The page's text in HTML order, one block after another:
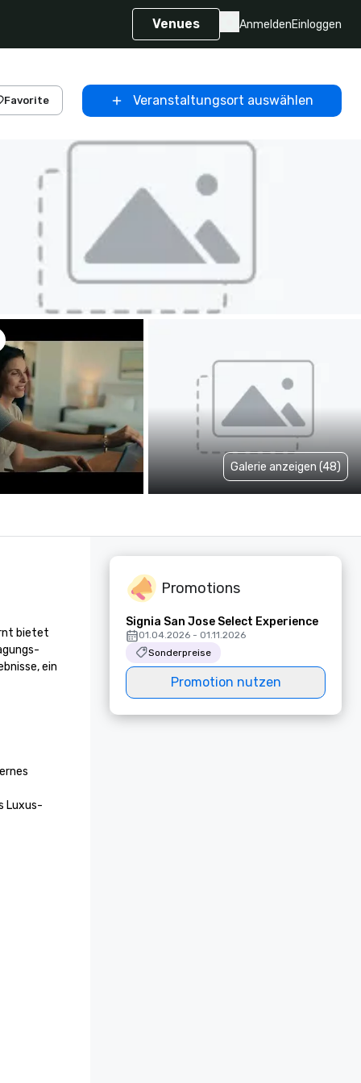
Venues AnmeldenEinloggen
Favorite Veranstaltungsort auswählen
Galerie anzeigen (48)
bietet
ein
Luxus-
Promotions
Signia San Jose Select Experience
01.04.2026 - 01.11.2026
Sonderpreise
Promotion nutzen